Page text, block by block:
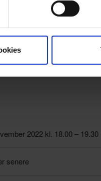
om din brug af
2022 kl. 18.00 – 19.30
senere